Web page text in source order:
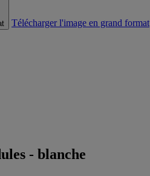
Télécharger l'image en grand format
- blanche